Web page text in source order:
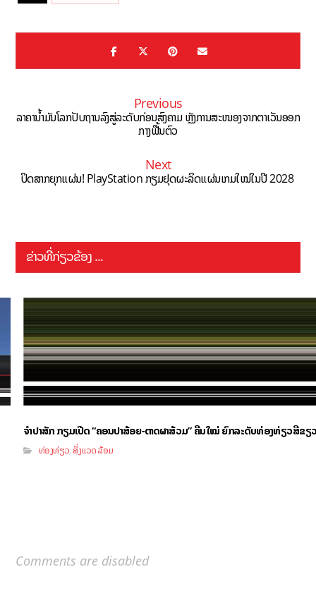
Previous
ລາຄານ້ຳມັນໂລກປັບຖານລົງສູ່ລະດັບກ່ອນສົງຄາມ ຫຼັງການສະໜອງຈາກຕາເວັນອອກ
ກາງຟື້ນຕົວ
Next
ປິດສາກຍຸກແຜ່ນ! PlayStation ກຽມຢຸດຜະລິດແຜ່ນເກມໃໝ່ໃນປີ 2028
ຂ່າວທີ່ກ່ຽວຂ້ອງ ...
ຈຳປາສັກ ກຽມເປີດ “ຄອນປາສ້ອຍ-ຕາດຜາສ້ວມ” ຄືນໃໝ່ ຍົກລະດັບທ່ອງທ່ຽວສີຂຽ
ທ່ອງທ່ຽວ, ສິ່ງແວດລ້ອມ
Comments are disabled